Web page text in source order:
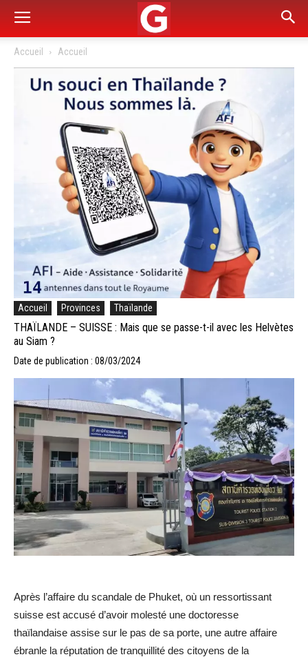
Accueil Accueil
Accueil Provinces Thaïlande
THAÏLANDE – SUISSE : Mais que se passe-t-il avec les Helvètes
au Siam ?
Date de publication : 08/03/2024
Après l’affaire du scandale de Phuket, où un ressortissant
suisse est accusé d’avoir molesté une doctoresse
thaïlandaise assise sur le pas de sa porte, une autre affaire
ébranle la réputation de tranquillité des citoyens de la